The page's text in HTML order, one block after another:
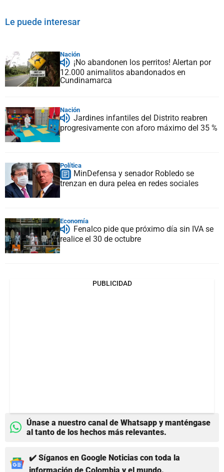
Le puede interesar
Nación
¡No abandonen los perritos! Alertan por
12.000 animalitos abandonados en
Cundinamarca
Nación
Jardines infantiles del Distrito reabren
progresivamente con aforo máximo del 35 %
Política
MinDefensa y senador Robledo se
trenzan en dura pelea en redes sociales
Economía
Fenalco pide que próximo día sin IVA se
realice el 30 de octubre
PUBLICIDAD
Únase a nuestro canal de Whatsapp y manténgase
al tanto de los hechos más relevantes.
✔️ Síganos en Google Noticias con toda la
información de Colombia y el mundo.